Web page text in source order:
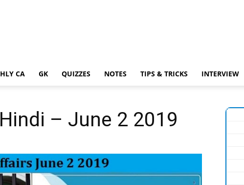
CA GK QUIZZES NOTES TIPS & TRICKS INTERVIEW
– June 2 2019